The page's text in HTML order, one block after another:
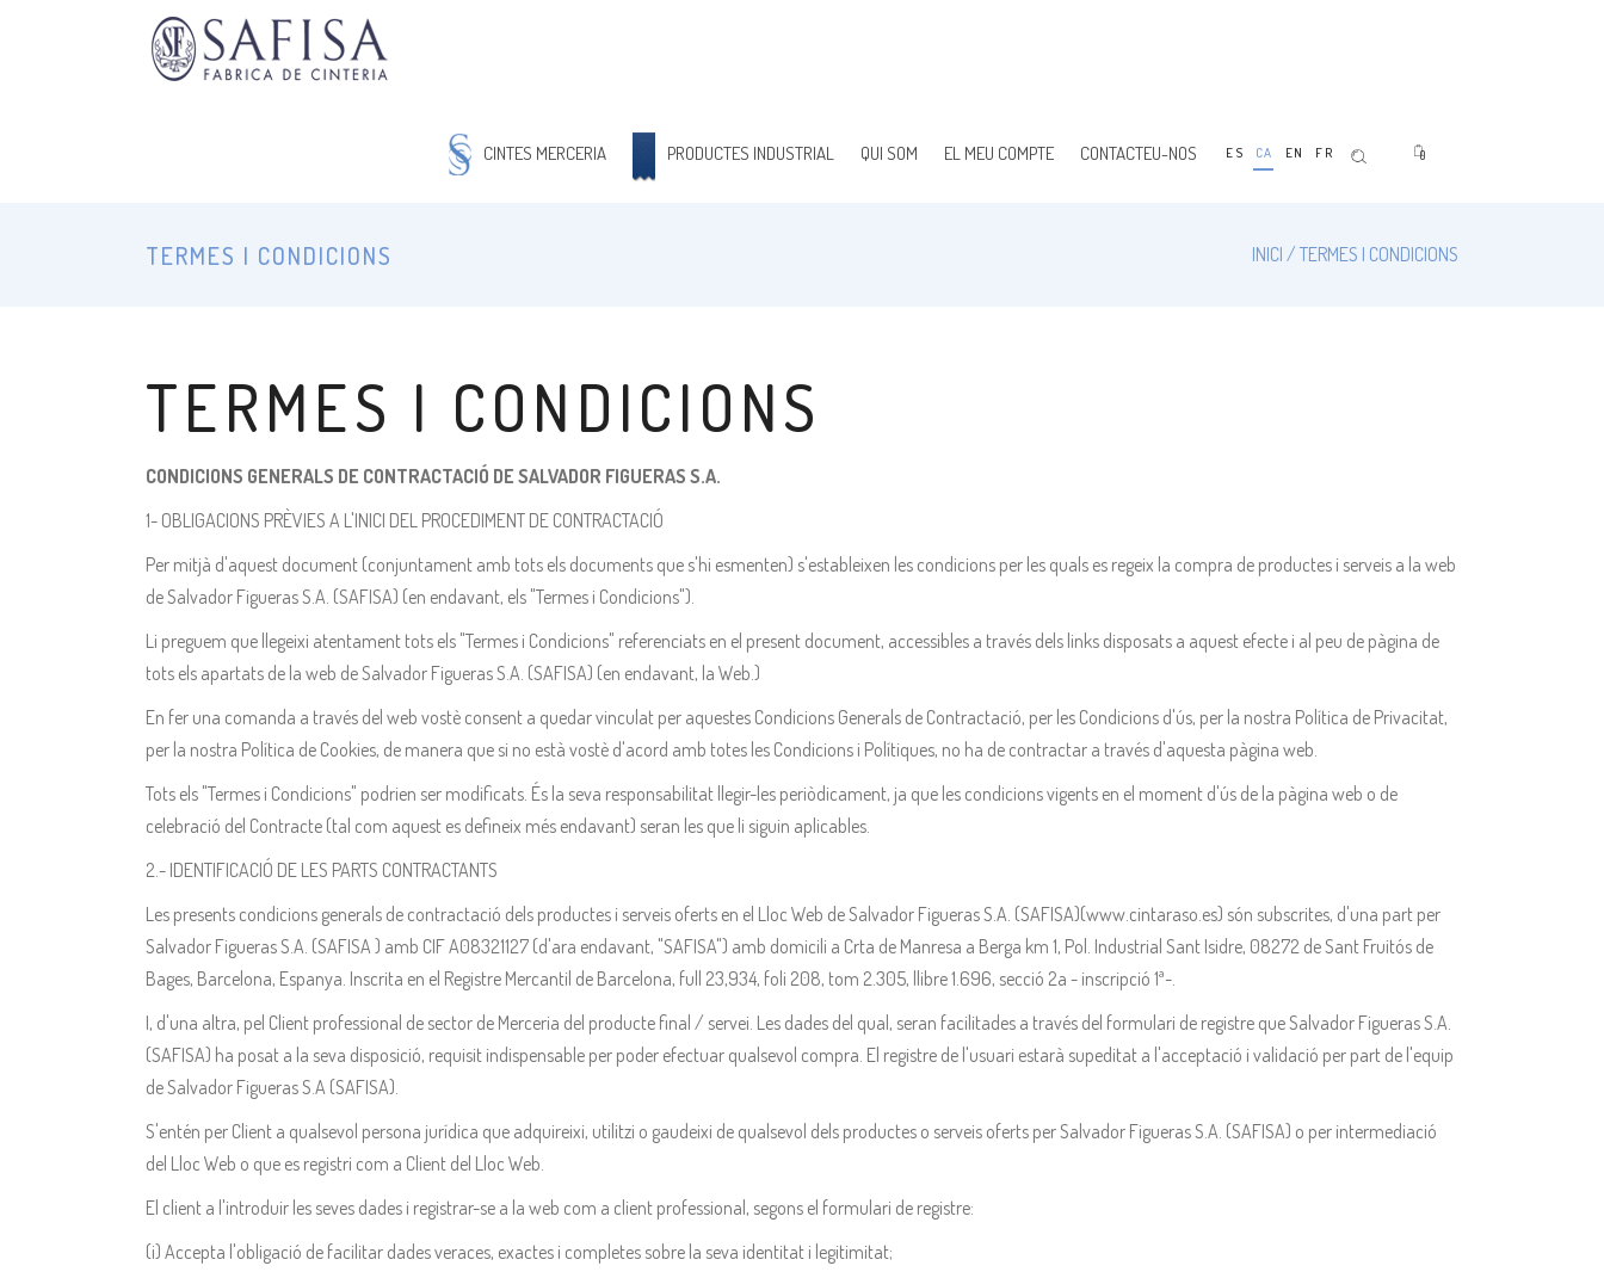
CINTES MERCERIA PRODUCTES INDUSTRIAL QUI SOM EL MEU COMPTE CONTACTEU-NOS ES CA EN FR 0
TERMES I CONDICIONS INICI TERMES I CONDICIONS
TERMES I CONDICIONS
CONDICIONS GENERALS DE CONTRACTACIÓ DE SALVADOR FIGUERAS S.A.
1- OBLIGACIONS PRÈVIES A L'INICI DEL PROCEDIMENT DE CONTRACTACIÓ
Per mitjà d'aquest document (conjuntament amb tots els documents que s'hi esmenten) s'estableixen les condicions per les quals es regeix la compra de productes i serveis a la web
de Salvador Figueras S.A. (SAFISA) (en endavant, els "Termes i Condicions").
Li preguem que llegeixi atentament tots els "Termes i Condicions" referenciats en el present document, accessibles a través dels links disposats a aquest efecte i al peu de pàgina de
tots els apartats de la web de Salvador Figueras S.A. (SAFISA) (en endavant, la Web.)
En fer una comanda a través del web vostè consent a quedar vinculat per aquestes Condicions Generals de Contractació, per les Condicions d'ús, per la nostra Política de Privacitat,
per la nostra Política de Cookies, de manera que si no està vostè d'acord amb totes les Condicions i Polítiques, no ha de contractar a través d'aquesta pàgina web.
Tots els "Termes i Condicions" podrien ser modificats. És la seva responsabilitat llegir-les periòdicament, ja que les condicions vigents en el moment d'ús de la pàgina web o de
celebració del Contracte (tal com aquest es defineix més endavant) seran les que li siguin aplicables.
2.- IDENTIFICACIÓ DE LES PARTS CONTRACTANTS
Les presents condicions generals de contractació dels productes i serveis oferts en el Lloc Web de Salvador Figueras S.A. (SAFISA)(www.cintaraso.es) són subscrites, d'una part per
Salvador Figueras S.A. (SAFISA ) amb CIF A08321127 (d'ara endavant, "SAFISA") amb domicili a Crta de Manresa a Berga km 1, Pol. Industrial Sant Isidre, 08272 de Sant Fruitós de
Bages, Barcelona, Espanya. Inscrita en el Registre Mercantil de Barcelona, full 23,934, foli 208, tom 2.305, llibre 1.696, secció 2a - inscripció 1ª-.
I, d'una altra, pel Client professional de sector de Merceria del producte final / servei. Les dades del qual, seran facilitades a través del formulari de registre que Salvador Figueras S.A.
(SAFISA) ha posat a la seva disposició, requisit indispensable per poder efectuar qualsevol compra. El registre de l'usuari estarà supeditat a l'acceptació i validació per part de l'equip
de Salvador Figueras S.A (SAFISA).
S'entén per Client a qualsevol persona jurídica que adquireixi, utilitzi o gaudeixi de qualsevol dels productes o serveis oferts per Salvador Figueras S.A. (SAFISA) o per intermediació
del Lloc Web o que es registri com a Client del Lloc Web.
El client a l'introduir les seves dades i registrar-se a la web com a client professional, segons el formulari de registre:
(i) Accepta l'obligació de facilitar dades veraces, exactes i completes sobre la seva identitat i legitimitat;